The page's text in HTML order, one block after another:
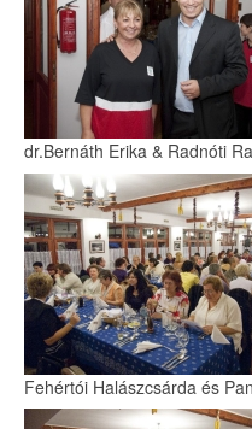
dr.Bernáth Erika & Radnóti
Fehértói Halászcsárda és